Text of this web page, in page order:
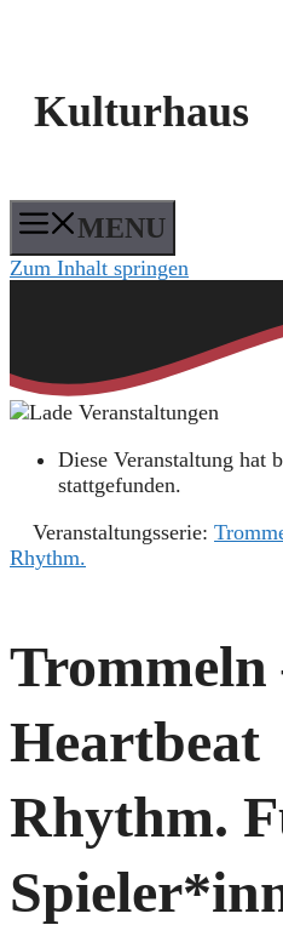
Kulturhaus
MENU
Zum Inhalt springen
Diese Veranstaltung hat
stattgefunden.
Veranstaltungsserie:
Rhythm.
Trommeln
Heartbeat
Rhythm.